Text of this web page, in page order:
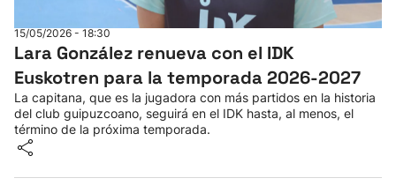
15/05/2026 - 18:30
Lara González renueva con el IDK
Euskotren para la temporada 2026-2027
La capitana, que es la jugadora con más partidos en la historia
del club guipuzcoano, seguirá en el IDK hasta, al menos, el
término de la próxima temporada.